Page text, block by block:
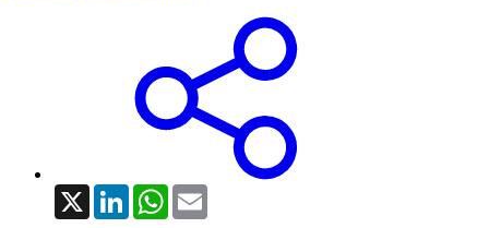
X LinkedInWhatsApp